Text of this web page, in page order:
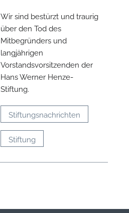
Wir sind bestürzt und traurig
über den Tod des
Mitbegründers und
langjährigen
Vorstandsvorsitzenden der
Hans Werner Henze-
Stiftung.
Stiftungsnachrichten
Stiftung